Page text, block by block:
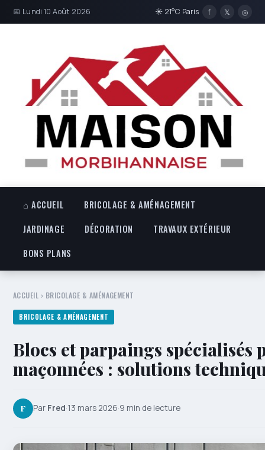
📅 Lundi 10 Août 2026 ☀ 21°C Paris f 𝕏 ◎
⌂ ACCUEIL
BRICOLAGE & AMÉNAGEMENT
JARDINAGE
DÉCORATION
TRAVAUX EXTÉRIEUR
BONS PLANS
ACCUEIL › BRICOLAGE & AMÉNAGEMENT
BRICOLAGE & AMÉNAGEMENT
Blocs et parpaings spécialisés
maçonnées : solutions
F Par Fred·13 mars 2026·9 min de lecture